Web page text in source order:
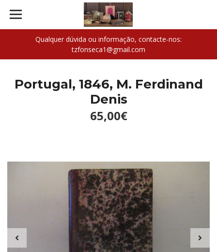
Qualquer dúvida ou informação, contacte-nos:
tzfonseca1@gmail.com
Portugal, 1846, M. Ferdinand
Denis
65,00€